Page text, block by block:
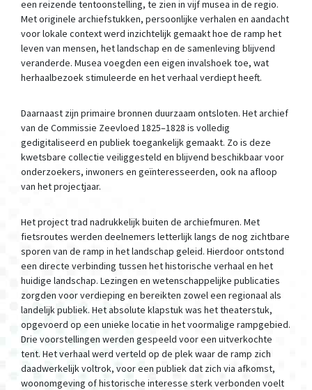
een reizende tentoonstelling, te zien in vijf musea in de regio.
Met originele archiefstukken, persoonlijke verhalen en aandacht
voor lokale context werd inzichtelijk gemaakt hoe de ramp het
leven van mensen, het landschap en de samenleving blijvend
veranderde. Musea voegden een eigen invalshoek toe, wat
herhaalbezoek stimuleerde en het verhaal verdiept heeft.
Daarnaast zijn primaire bronnen duurzaam ontsloten. Het archief
van de Commissie Zeevloed 1825–1828 is volledig
gedigitaliseerd en publiek toegankelijk gemaakt. Zo is deze
kwetsbare collectie veiliggesteld en blijvend beschikbaar voor
onderzoekers, inwoners en geïnteresseerden, ook na afloop
van het projectjaar.
Het project trad nadrukkelijk buiten de archiefmuren. Met
fietsroutes werden deelnemers letterlijk langs de nog zichtbare
sporen van de ramp in het landschap geleid. Hierdoor ontstond
een directe verbinding tussen het historische verhaal en het
huidige landschap. Lezingen en wetenschappelijke publicaties
zorgden voor verdieping en bereikten zowel een regionaal als
landelijk publiek. Het absolute klapstuk was het theaterstuk,
opgevoerd op een unieke locatie in het voormalige rampgebied.
Drie voorstellingen werden gespeeld voor een uitverkochte
tent. Het verhaal werd verteld op de plek waar de ramp zich
daadwerkelijk voltrok, voor een publiek dat zich via afkomst,
woonomgeving of historische interesse sterk verbonden voelt